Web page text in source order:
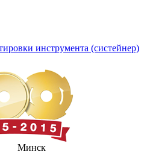
инструмента (систейнер)
Минск